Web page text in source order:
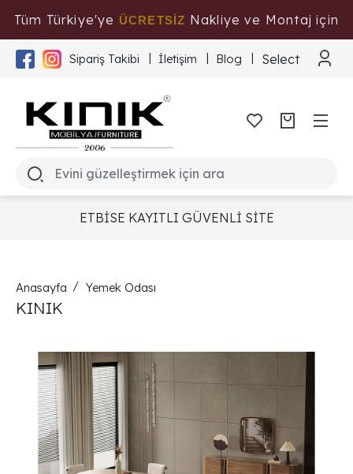
Tüm Türkiye'ye ÜCRETSİZ Nakliye ve Montaj için
Tıklayınız
Sipariş Takibi İletişim Blog Select
ETBİSE KAYITLI GÜVENLİ SİTE
Anasayfa Yemek Odası
KINIK